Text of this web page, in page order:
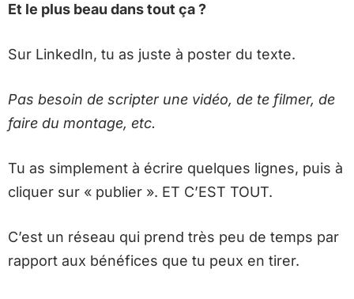
Et le plus beau dans tout ça ?
Sur LinkedIn, tu as juste à poster du texte.
Pas besoin de scripter une vidéo, de te filmer, de
faire du montage, etc.
Tu as simplement à écrire quelques lignes, puis à
cliquer sur « publier ». ET C’EST TOUT.
C’est un réseau qui prend très peu de temps par
rapport aux bénéfices que tu peux en tirer.